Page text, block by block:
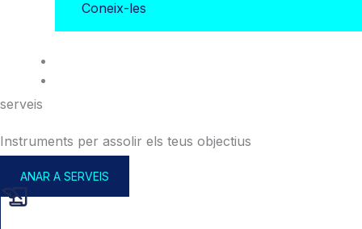
Coneix-les
serveis
Instruments per assolir els teus objectius
ANAR A SERVEIS